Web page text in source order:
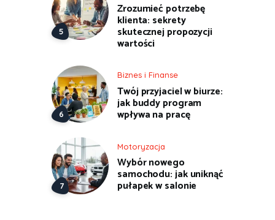
Zrozumieć potrzebę
klienta: sekrety
skutecznej propozycji
wartości
Biznes i Finanse
Twój przyjaciel w biurze:
jak buddy program
wpływa na pracę
Motoryzacja
Wybór nowego
samochodu: jak uniknąć
pułapek w salonie